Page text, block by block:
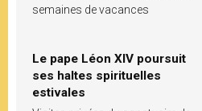
semaines de vacances
Le pape Léon XIV poursuit
ses haltes spirituelles
estivales